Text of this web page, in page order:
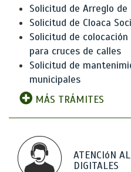
Solicitud de Arreglo de
Solicitud de Cloaca
Solicitud de
para cruces de calles
Solicitud de
municipales
MÁS TRÁMITES
ATENCIóN
DIGITALES